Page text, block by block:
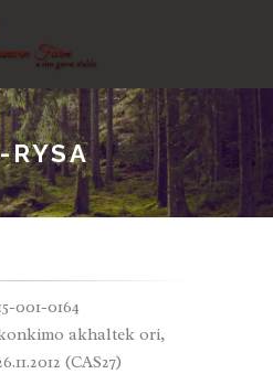
RYSA
001-0164
akhaltek ori,
(CAS27)